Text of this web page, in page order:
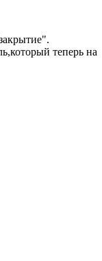
теперь на